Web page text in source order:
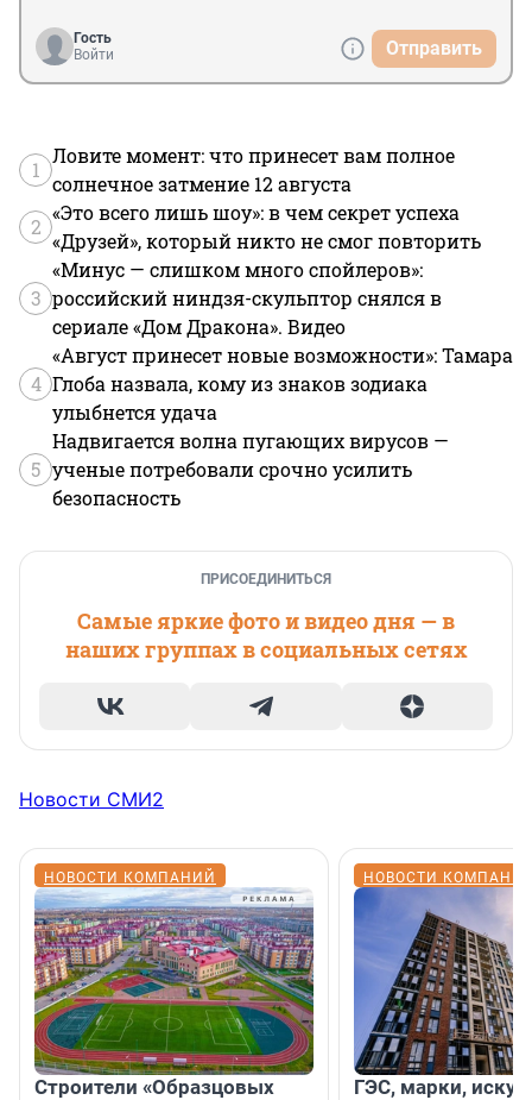
Гость
Войти
Отправить
1
Ловите момент: что принесет вам полное
солнечное затмение 12 августа
2
«Это всего лишь шоу»: в чем секрет успеха
«Друзей», который никто не смог повторить
3
«Минус — слишком много спойлеров»:
российский ниндзя-скульптор снялся в
сериале «Дом Дракона». Видео
4
«Август принесет новые возможности»: Тамара
Глоба назвала, кому из знаков зодиака
улыбнется удача
5
Надвигается волна пугающих вирусов —
ученые потребовали срочно усилить
безопасность
ПРИСОЕДИНИТЬСЯ
Самые яркие фото и видео дня — в
наших группах в социальных сетях
Новости СМИ2
НОВОСТИ КОМПАНИЙ
Строители «Образцовых
НОВОСТИ
ГЭС, марки,